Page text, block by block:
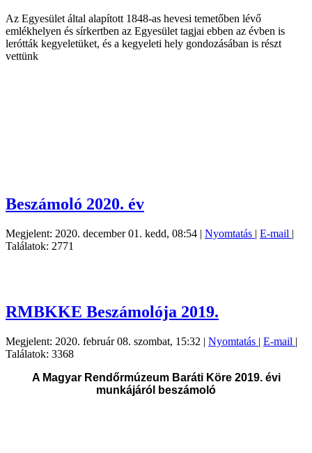
Az Egyesület által alapított 1848-as hevesi temetőben lévő
emlékhelyen és sírkertben az Egyesület tagjai ebben az évben is
lerótták kegyeletüket, és a kegyeleti hely gondozásában is részt
vettünk
Beszámoló 2020. év
Megjelent: 2020. december 01. kedd, 08:54 | Nyomtatás | E-mail |
Találatok: 2771
RMBKKE Beszámolója 2019.
Megjelent: 2020. február 08. szombat, 15:32 | Nyomtatás | E-mail |
Találatok: 3368
A Magyar Rendőrmúzeum Baráti Köre 2019. évi
munkájáról beszámoló